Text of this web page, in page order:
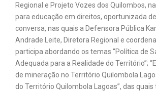
Regional e Projeto Vozes dos Quilombos,
para educação em direitos, oportunizada
conversa, nas quais a Defensora Pública
Andrade Leite, Diretora Regional e
participa abordando os temas “Política de
Adequada para a Realidade do Território”;
de mineração no Território Quilombola
do Território Quilombola Lagoas”, das